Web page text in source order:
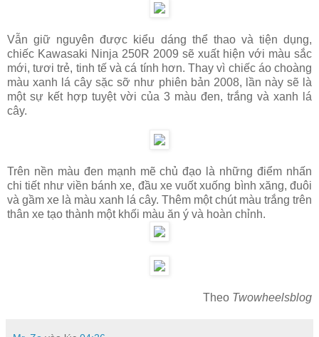
Vẫn giữ nguyên được kiểu dáng thể thao và tiện dụng,
chiếc Kawasaki Ninja 250R 2009 sẽ xuất hiện với màu sắc
mới, tươi trẻ, tinh tế và cá tính hơn. Thay vì chiếc áo choàng
màu xanh lá cây sặc sỡ như phiên bản 2008, lần này sẽ là
một sự kết hợp tuyệt vời của 3 màu đen, trắng và xanh lá
cây.
Trên nền màu đen mạnh mẽ chủ đạo là những điểm nhấn
chi tiết như viền bánh xe, đầu xe vuốt xuống bình xăng, đuôi
và gầm xe là màu xanh lá cây. Thêm một chút màu trắng trên
thân xe tạo thành một khối màu ăn ý và hoàn chỉnh.
Theo Twowheelsblog